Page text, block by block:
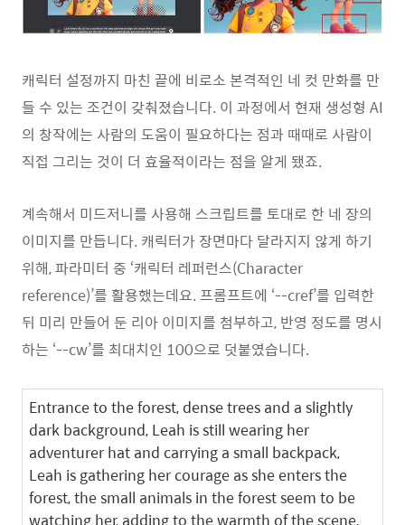
캐릭터 설정까지 마친 끝에 비로소 본격적인 네 컷 만화를 만
들 수 있는 조건이 갖춰졌습니다. 이 과정에서 현재 생성형 AI
의 창작에는 사람의 도움이 필요하다는 점과 때때로 사람이
직접 그리는 것이 더 효율적이라는 점을 알게 됐죠.
계속해서 미드저니를 사용해 스크립트를 토대로 한 네 장의
이미지를 만듭니다. 캐릭터가 장면마다 달라지지 않게 하기
위해, 파라미터 중 ‘캐릭터 레퍼런스(Character
reference)’를 활용했는데요. 프롬프트에 ‘--cref’를 입력한
뒤 미리 만들어 둔 리아 이미지를 첨부하고, 반영 정도를 명시
하는 ‘--cw’를 최대치인 100으로 덧붙였습니다.
Entrance to the forest, dense trees and a slightly
dark background, Leah is still wearing her
adventurer hat and carrying a small backpack,
Leah is gathering her courage as she enters the
forest, the small animals in the forest seem to be
watching her, adding to the warmth of the scene,